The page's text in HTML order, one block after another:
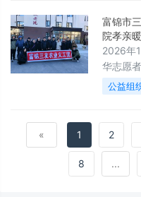
事业实
织”，多
誉，交
建设实
区慈善
富锦市
院孝亲
2026年
华志愿
亲之念
老暖心
王春荣
志愿者
行动践
公益组
« 1 2
8 ...